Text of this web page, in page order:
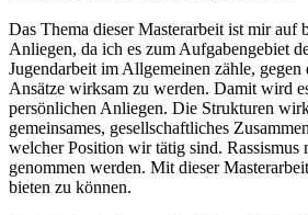
Das Thema dieser Masterarbeit ist mir auf
Anliegen, da ich es zum Aufgabengebiet
Jugendarbeit im Allgemeinen zähle, gegen
Ansätze wirksam zu werden. Damit wird
persönlichen Anliegen. Die Strukturen
gemeinsames, gesellschaftliches
welcher Position wir tätig sind. Rassismus
genommen werden. Mit dieser
bieten zu können.